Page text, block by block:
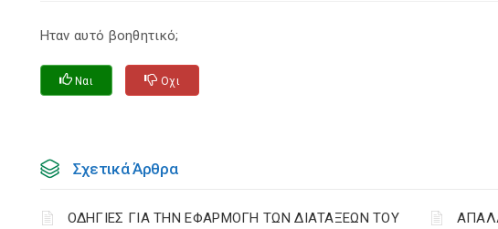
Ηταν αυτό βοηθητικό;
Ναι Οχι
Σχετικά Άρθρα
ΟΔΗΓΙΕΣ ΓΙΑ ΤΗΝ ΕΦΑΡΜΟΓΗ ΤΩΝ ΔΙΑΤΑΞΕΩΝ ΤΟΥ